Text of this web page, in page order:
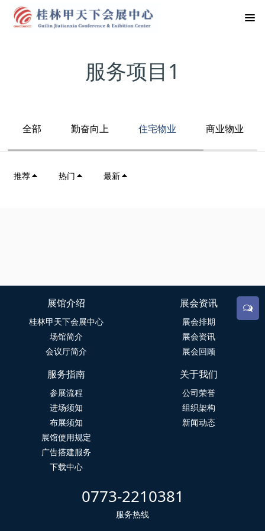
服务项目1
全部 勤奋向上 住宅物业 商业物业
推荐 热门 最新
展馆介绍
桂林甲天下会展中心
场馆简介
会议厅简介
展会资讯
展会排期
展会资讯
展会回顾
服务指南
参展流程
进场须知
布展须知
展馆使用规定
广告搭建服务
下载中心
关于我们
公司荣誉
组织架构
新闻动态
0773-2210381
服务热线